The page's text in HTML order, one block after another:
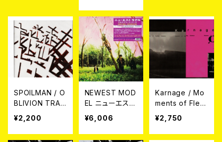
SPOILMAN / O
BLIVION TRAC
KS CD
¥2,200
NEWEST MOD
EL ニューエス
ト・モデル / CR
OSSBREED PA
RK 2LP
¥6,006
Karnage / Mo
ments of Fleet
ing Existence
CD
¥2,750